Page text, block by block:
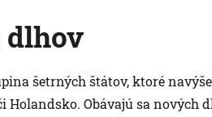
dlhov
šetrných štátov, ktoré
Holandsko. Obávajú sa nových